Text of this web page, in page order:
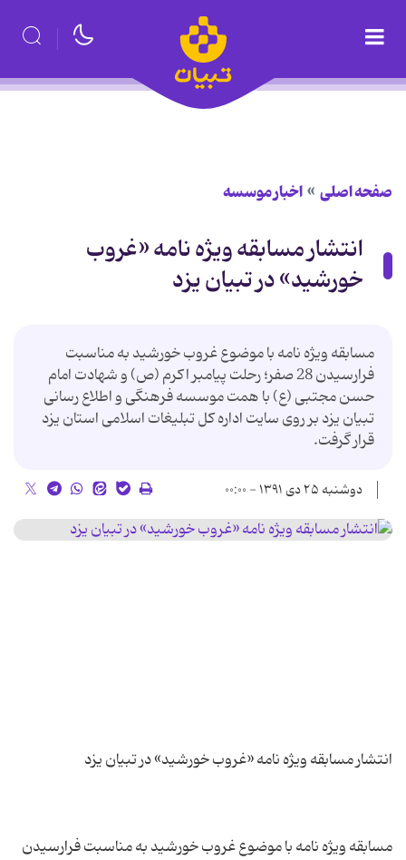
صفحه اصلی اخبار موسسه
انتشار مسابقه ویژه نامه «غروب
خورشید» در تبیان یزد
مسابقه ویژه نامه با موضوع غروب خورشید به مناسبت
فرارسیدن 28 صفر؛ رحلت پیامبر اکرم (ص) و شهادت امام
حسن مجتبی (ع) با همت موسسه فرهنگی و اطلاع رسانی
تبیان یزد بر روی سایت اداره كل تبلیغات اسلامی استان یزد
قرار گرفت.
دوشنبه ۲۵ دی ۱۳۹۱ - ۰۰:۰۰
مسابقه ویژه نامه با موضوع غروب خورشید به مناسبت فرارسیدن